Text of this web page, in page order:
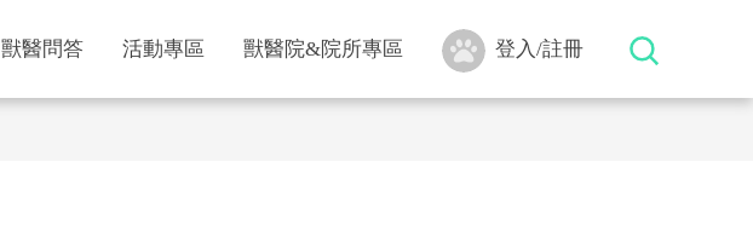
獸醫問答 活動專區 獸醫院&院所專區 登入/註冊